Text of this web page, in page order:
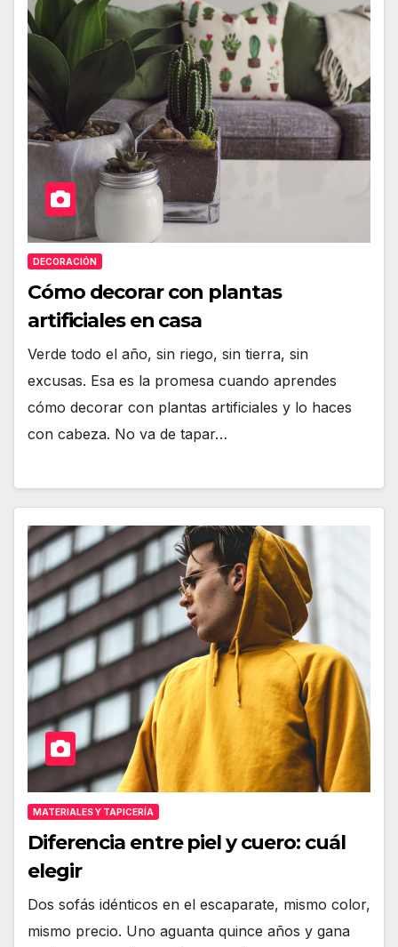
DECORACIÓN
Cómo decorar con plantas
artificiales en casa
Verde todo el año, sin riego, sin tierra, sin
excusas. Esa es la promesa cuando aprendes
cómo decorar con plantas artificiales y lo haces
con cabeza. No va de tapar…
MATERIALES Y TAPICERÍA
Diferencia entre piel y cuero: cuál
elegir
Dos sofás idénticos en el escaparate, mismo color,
mismo precio. Uno aguanta quince años y gana